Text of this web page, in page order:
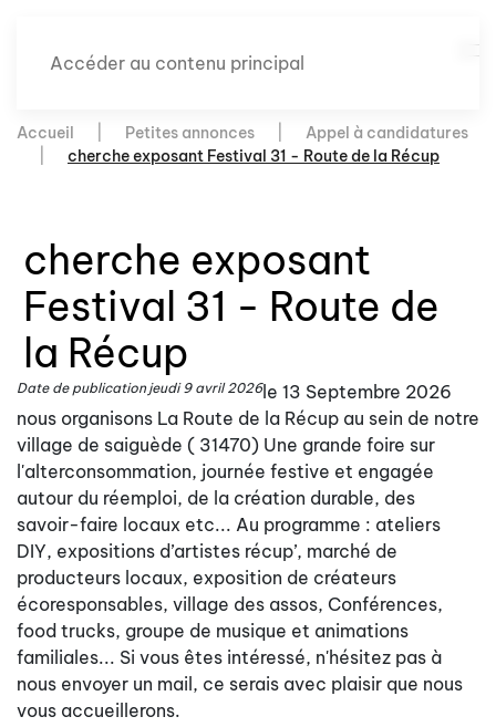
Accéder au contenu principal
Accueil Petites annonces
Appel à candidatures
cherche exposant Festival 31 - Route de la Récup
cherche exposant
Festival 31 - Route de
la Récup
Date de publication jeudi 9 avril 2026le 13 Septembre 2026
nous organisons La Route de la Récup au sein de notre
village de saiguède ( 31470) Une grande foire sur
l'alterconsommation, journée festive et engagée
autour du réemploi, de la création durable, des
savoir-faire locaux etc... Au programme : ateliers
DIY, expositions d’artistes récup’, marché de
producteurs locaux, exposition de créateurs
écoresponsables, village des assos, Conférences,
food trucks, groupe de musique et animations
familiales... Si vous êtes intéressé, n'hésitez pas à
nous envoyer un mail, ce serais avec plaisir que nous
vous accueillerons.